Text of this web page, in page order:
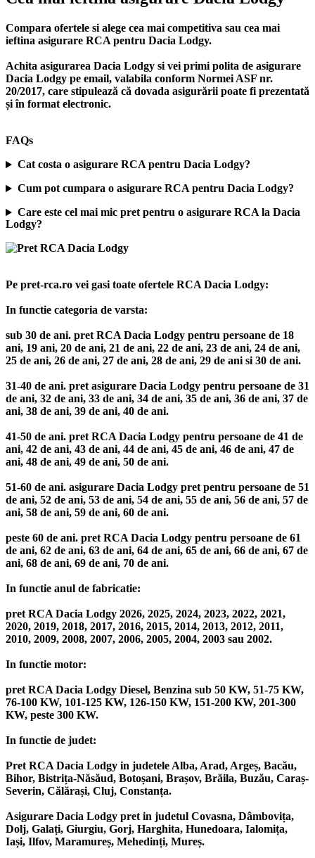
Compara ofertele si alege cea mai competitiva sau cea mai
ieftina asigurare RCA pentru Dacia Lodgy.
Achita asigurarea Dacia Lodgy si vei primi polita de asigurare
Dacia Lodgy pe email, valabila conform Normei ASF nr.
20/2017, care stipulează că dovada asigurării poate fi prezentată
și în format electronic.
FAQs
Cat costa o asigurare RCA pentru Dacia Lodgy?
Cum pot cumpara o asigurare RCA pentru Dacia Lodgy?
Care este cel mai mic pret pentru o asigurare RCA la Dacia
Lodgy?
Pe pret-rca.ro vei gasi toate ofertele RCA Dacia Lodgy:
In functie categoria de varsta:
sub 30 de ani. pret RCA Dacia Lodgy pentru persoane de 18
ani, 19 ani, 20 de ani, 21 de ani, 22 de ani, 23 de ani, 24 de ani,
25 de ani, 26 de ani, 27 de ani, 28 de ani, 29 de ani si 30 de ani.
31-40 de ani. pret asigurare Dacia Lodgy pentru persoane de 31
de ani, 32 de ani, 33 de ani, 34 de ani, 35 de ani, 36 de ani, 37 de
ani, 38 de ani, 39 de ani, 40 de ani.
41-50 de ani. pret RCA Dacia Lodgy pentru persoane de 41 de
ani, 42 de ani, 43 de ani, 44 de ani, 45 de ani, 46 de ani, 47 de
ani, 48 de ani, 49 de ani, 50 de ani.
51-60 de ani. asigurare Dacia Lodgy pret pentru persoane de 51
de ani, 52 de ani, 53 de ani, 54 de ani, 55 de ani, 56 de ani, 57 de
ani, 58 de ani, 59 de ani, 60 de ani.
peste 60 de ani. pret RCA Dacia Lodgy pentru persoane de 61
de ani, 62 de ani, 63 de ani, 64 de ani, 65 de ani, 66 de ani, 67 de
ani, 68 de ani, 69 de ani, 70 de ani.
In functie anul de fabricatie:
pret RCA Dacia Lodgy 2026, 2025, 2024, 2023, 2022, 2021,
2020, 2019, 2018, 2017, 2016, 2015, 2014, 2013, 2012, 2011,
2010, 2009, 2008, 2007, 2006, 2005, 2004, 2003 sau 2002.
In functie motor:
pret RCA Dacia Lodgy Diesel, Benzina sub 50 KW, 51-75 KW,
76-100 KW, 101-125 KW, 126-150 KW, 151-200 KW, 201-300
KW, peste 300 KW.
In functie de judet:
Pret RCA Dacia Lodgy in judetele Alba, Arad, Argeș, Bacău,
Bihor, Bistrița-Năsăud, Botoșani, Brașov, Brăila, Buzău, Caraș-
Severin, Călărași, Cluj, Constanța.
Asigurare Dacia Lodgy pret in judetul Covasna, Dâmbovița,
Dolj, Galați, Giurgiu, Gorj, Harghita, Hunedoara, Ialomița,
Iași, Ilfov, Maramureș, Mehedinți, Mureș.